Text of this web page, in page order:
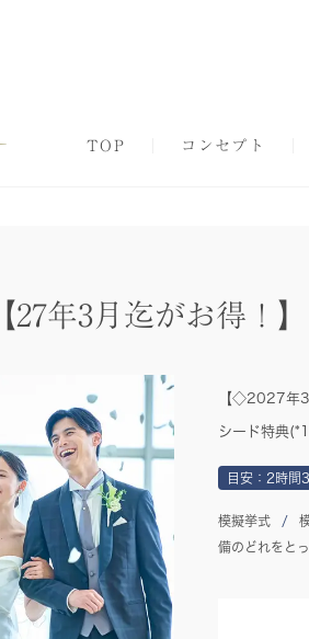
TOP コンセプト
【27年3月迄がお得！
【◇2027年3
シード特典
目安：2時間
模擬挙式
備のどれをと